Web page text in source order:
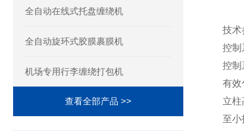
全自动在线式托盘缠绕机
全自动旋环式胶膜裹膜机
机场专用行李缠绕打包机
查看全部产品 >>
技术
控制
控制
有效
立柱
至小